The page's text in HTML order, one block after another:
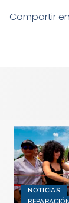
Compartir
NOTICIAS